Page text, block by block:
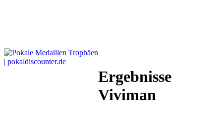
Ergebnisse
Viviman